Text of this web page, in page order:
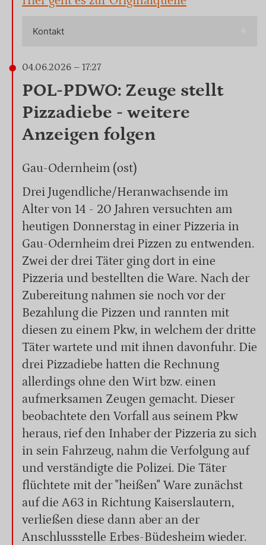
Kontakt
04.06.2026 – 17:27
POL-PDWO: Zeuge stellt
Pizzadiebe - weitere
Anzeigen folgen
Gau-Odernheim (ost)
Drei Jugendliche/Heranwachsende im
Alter von 14 - 20 Jahren versuchten am
heutigen Donnerstag in einer Pizzeria in
Gau-Odernheim drei Pizzen zu entwenden.
Zwei der drei Täter ging dort in eine
Pizzeria und bestellten die Ware. Nach der
Zubereitung nahmen sie noch vor der
Bezahlung die Pizzen und rannten mit
diesen zu einem Pkw, in welchem der dritte
Täter wartete und mit ihnen davonfuhr. Die
drei Pizzadiebe hatten die Rechnung
allerdings ohne den Wirt bzw. einen
aufmerksamen Zeugen gemacht. Dieser
beobachtete den Vorfall aus seinem Pkw
heraus, rief den Inhaber der Pizzeria zu sich
in sein Fahrzeug, nahm die Verfolgung auf
und verständigte die Polizei. Die Täter
flüchtete mit der "heißen" Ware zunächst
auf die A63 in Richtung Kaiserslautern,
verließen diese dann aber an der
Anschlussstelle Erbes-Büdesheim wieder.